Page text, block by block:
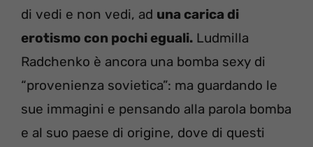
di vedi e non vedi, ad una carica di
erotismo con pochi eguali. Ludmilla
Radchenko è ancora una bomba sexy di
“provenienza sovietica”: ma guardando le
sue immagini e pensando alla parola bomba
e al suo paese di origine, dove di questi